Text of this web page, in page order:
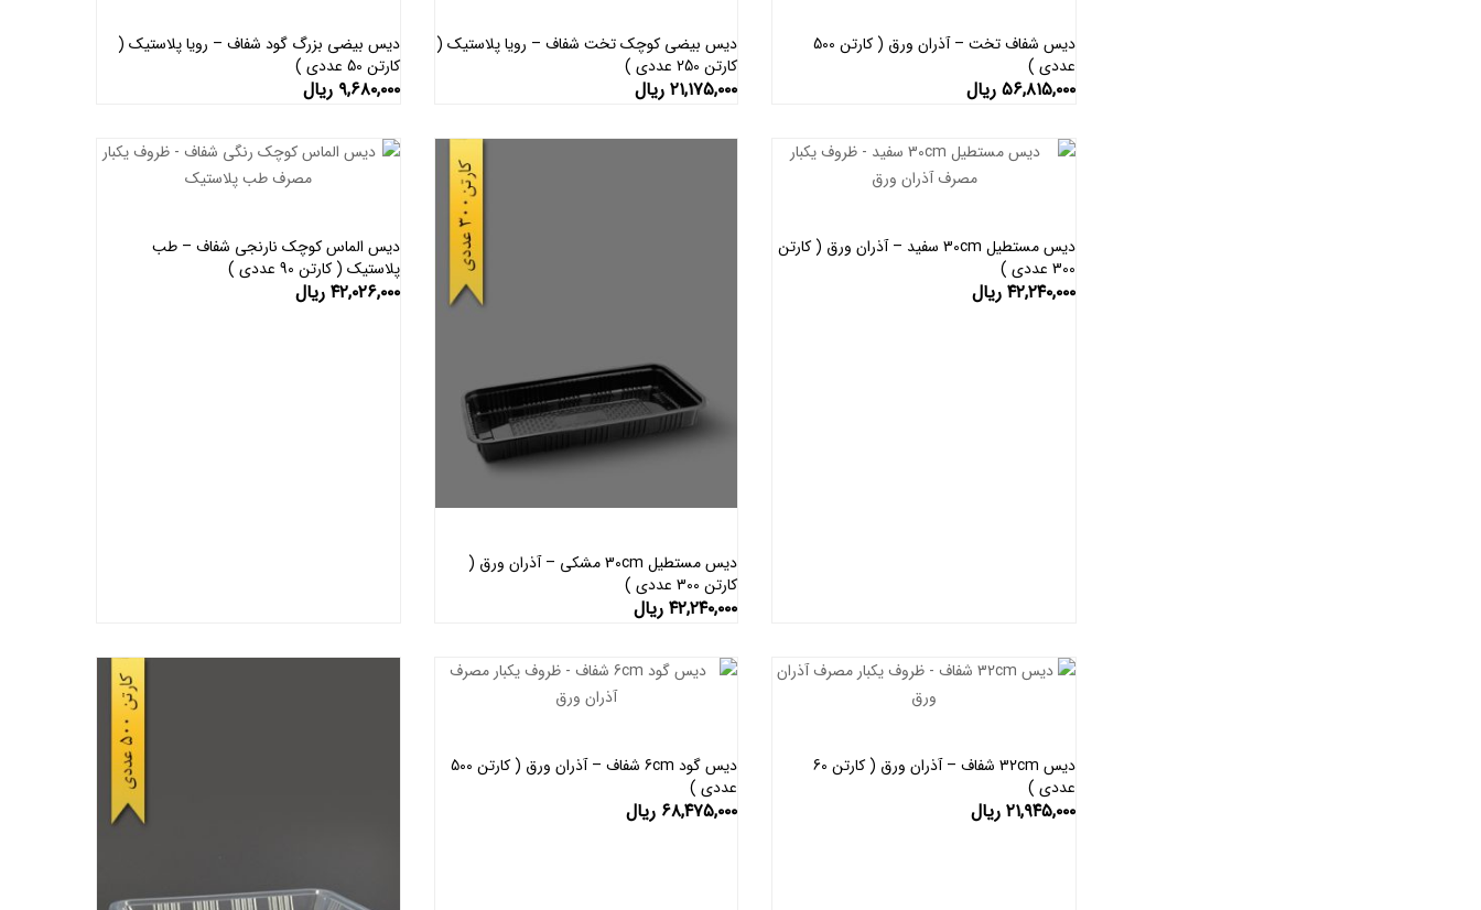
دیس شفاف تخت – آذران ورق ( کارتن 500
عددی )
۵۶,۸۱۵,۰۰۰ ریال
اطلاعات بیشتر
دیس بیضی کوچک تخت شفاف – رویا پلاستیک (
کارتن 250 عددی )
۲۱,۱۷۵,۰۰۰ ریال
دیس بیضی بزرگ گود شفاف – رویا پلاستیک (
کارتن 50 عددی )
۹,۶۸۰,۰۰۰ ریال
دیس مستطیل 30cm سفید – آذران ورق ( کارتن
300 عددی )
۴۲,۲۴۰,۰۰۰ ریال
اطلاعات بیشتر
دیس مستطیل 30cm مشکی – آذران ورق (
کارتن 300 عددی )
۴۲,۲۴۰,۰۰۰ ریال
اطلاعات بیشتر
دیس الماس کوچک نارنجی شفاف – طب
پلاستیک ( کارتن 90 عددی )
۴۲,۰۲۶,۰۰۰ ریال
دیس 32cm شفاف – آذران ورق ( کارتن 60
عددی )
۲۱,۹۴۵,۰۰۰ ریال
دیس گود 6cm شفاف – آذران ورق ( کارتن 500
عددی )
۶۸,۴۷۵,۰۰۰ ریال